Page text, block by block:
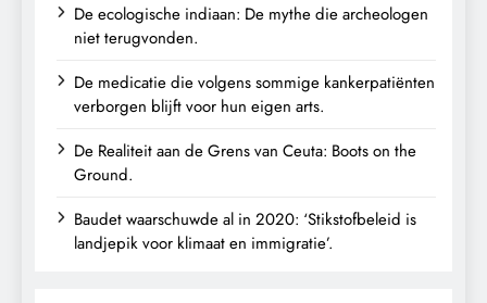
De ecologische indiaan: De mythe die archeologen
niet terugvonden.
De medicatie die volgens sommige kankerpatiënten
verborgen blijft voor hun eigen arts.
De Realiteit aan de Grens van Ceuta: Boots on the
Ground.
Baudet waarschuwde al in 2020: ‘Stikstofbeleid is
landjepik voor klimaat en immigratie’.